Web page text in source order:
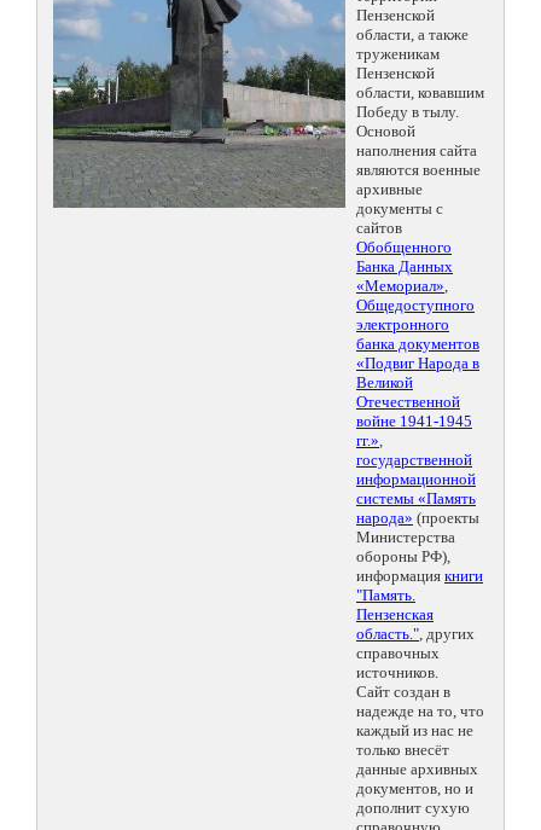
Пензенской
области, а также
труженикам
Пензенской
области, ковавшим
Победу в тылу.
Основой
наполнения сайта
являются военные
архивные
документы с
сайтов
Обобщенного
Банка Данных
«Мемориал»,
Общедоступного
электронного
банка документов
«Подвиг Народа в
Великой
Отечественной
войне 1941-1945
гг.»,
государственной
информационной
системы «Память
народа» (проекты
Министерства
обороны РФ),
информация книги
"Память.
Пензенская
область.", других
справочных
источников.
Сайт создан в
надежде на то, что
каждый из нас не
только внесёт
данные архивных
документов, но и
дополнит сухую